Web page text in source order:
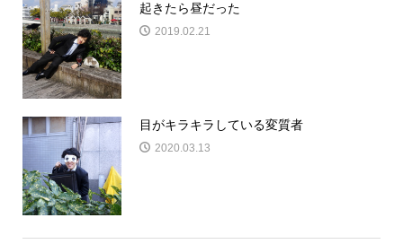
起きたら昼だった
2019.02.21
目がキラキラしている変質者
2020.03.13